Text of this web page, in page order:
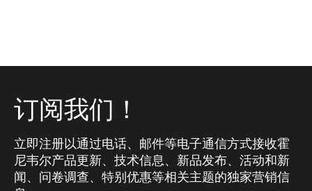
订阅我们！
立即注册以通过电话、邮件等电子通信方式接收霍
尼韦尔产品更新、技术信息、新品发布、活动和新
闻、问卷调查、特别优惠等相关主题的独家营销信